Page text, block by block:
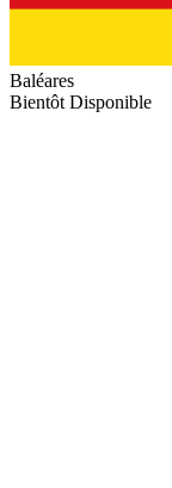
Baléares
Bientôt Disponible